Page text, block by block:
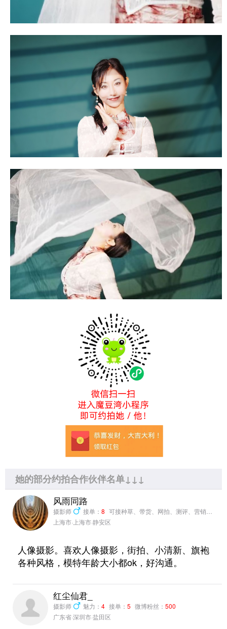
她的部分约拍合作伙伴名单↓↓↓
风雨同路
摄影师 接单： 8 可接种草、带货、网拍、测评、营销推广
上海市·上海市·静安区
人像摄影。喜欢人像摄影，街拍、小清新、旗袍
各种风格，模特年龄大小都ok，好沟通。
红尘仙君_
摄影师 魅力： 4 接单： 5 微博粉丝： 500
广东省·深圳市·盐田区